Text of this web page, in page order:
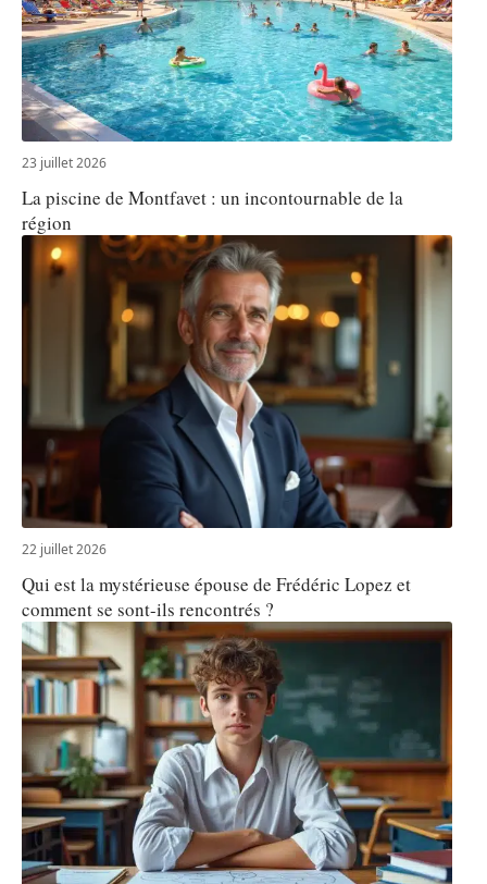
23 juillet 2026
La piscine de Montfavet : un incontournable de la
région
22 juillet 2026
Qui est la mystérieuse épouse de Frédéric Lopez et
comment se sont-ils rencontrés ?